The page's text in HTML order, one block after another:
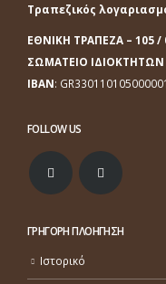
Τραπεζικός
ΕΘΝΙΚΗ ΤΡΑΠΕΖΑ – 105 /
ΣΩΜΑΤΕΙΟ
ΙΒΑΝ:
FOLLOW US
ΓΡΗΓΟΡΗ ΠΛΟΗΓΗΣΗ
Ιστορικό